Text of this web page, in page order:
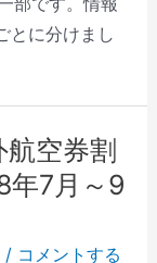
とに分けまし
空券割
年7月～9
/ コメントする